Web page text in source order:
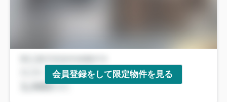
会員登録をして限定物件を見る